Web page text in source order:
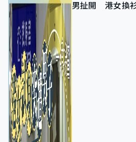
男扯開 港女換